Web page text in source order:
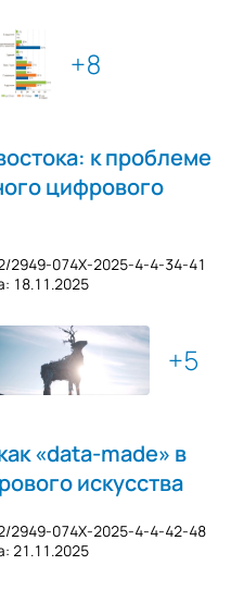
8
к проблеме
цифрового
2949-074X-2025-4-4-34-41
18.11.2025
5
«data-made» в
искусства
2949-074X-2025-4-4-42-48
21.11.2025